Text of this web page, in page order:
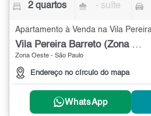
2 quartos - suíte
Vila Pereira Barreto (Zona Oeste)
Zona Oeste - São Paulo
Endereço no círculo do mapa
WhatsApp